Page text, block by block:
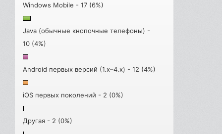
Windows Mobile - 17 (6%)
Java (обычные кнопочные телефоны) -
10 (4%)
Android первых версий (1.x–4.x) - 12 (4%)
iOS первых поколений - 2 (0%)
Другая - 2 (0%)